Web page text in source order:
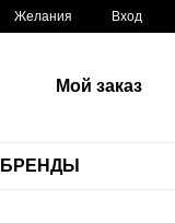
Желания Вход
Мой заказ
БРЕНДЫ